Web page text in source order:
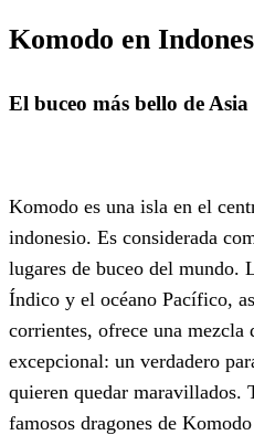
Komodo en
El buceo más bello de Asia
Komodo es una isla en el
indonesio. Es considerada
lugares de buceo del mundo.
Índico y el océano Pacífico,
corrientes, ofrece una mezcla
excepcional: un verdadero
quieren quedar maravillados.
famosos dragones de